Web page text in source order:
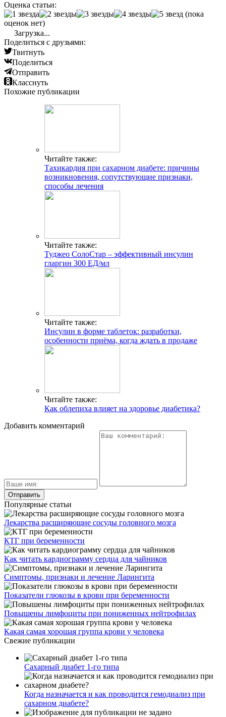
Оценка статьи:
(пока
оценок нет)
Загрузка...
Поделиться с друзьями:
Твитнуть
Поделиться
Отправить
Класснуть
Похожие публикации
Читайте также:
Тахикардия при сахарном диабете: причины
возникновения, сопутствующие признаки,
способы лечения
Читайте также:
Туджео СолоСтар – эффективный инсулин
гларгин 300 ЕД/мл
Читайте также:
Инсулин в форме таблеток: разработки,
особенности приёма, когда ждать в продаже
Читайте также:
Как облепиха влияет на здоровье диабетика?
Добавить комментарий
Популярные статьи
Лекарства расширяющие сосуды головного мозга
КТГ при беременности
Как читать кардиограмму сердца для чайников
Симптомы, признаки и лечение Ларингита
Показатели глюкозы в крови при беременности
Повышены лимфоциты при пониженных нейтрофилах
Какая самая хорошая группа крови у человека
Свежие публикации
Сахарный диабет 1-го типа
Когда назначается и как проводится гемодиализ при
сахарном диабете?